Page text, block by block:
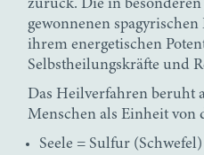
zurück. Die in
gewonnenen
ihrem energetischen
Selbstheilungskräfte und
Das Heilverfahren beruht
Menschen als Einheit von
Seele = Sulfur (Schwefel)